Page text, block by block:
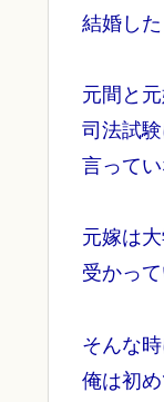
結婚し
元間と
司法試
言ってい
元嫁は
受かっ
そんな
俺は初